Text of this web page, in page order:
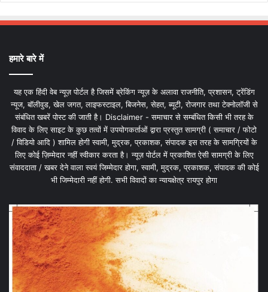
हमारे बारे में
यह एक हिंदी वेब न्यूज़ पोर्टल है जिसमें ब्रेकिंग न्यूज़ के अलावा राजनीति, प्रशासन, ट्रेंडिंग
न्यूज, बॉलीवुड, खेल जगत, लाइफस्टाइल, बिजनेस, सेहत, ब्यूटी, रोजगार तथा टेक्नोलॉजी से
संबंधित खबरें पोस्ट की जाती है। Disclaimer - समाचार से सम्बंधित किसी भी तरह के
विवाद के लिए साइट के कुछ तत्वों में उपयोगकर्ताओं द्वारा प्रस्तुत सामग्री ( समाचार / फोटो
/ विडियो आदि ) शामिल होगी स्वामी, मुद्रक, प्रकाशक, संपादक इस तरह के सामग्रियों के
लिए कोई ज़िम्मेदार नहीं स्वीकार करता है। न्यूज़ पोर्टल में प्रकाशित ऐसी सामग्री के लिए
संवाददाता / खबर देने वाला स्वयं जिम्मेदार होगा, स्वामी, मुद्रक, प्रकाशक, संपादक की कोई
भी जिम्मेदारी नहीं होगी. सभी विवादों का न्यायक्षेत्र रायपुर होगा